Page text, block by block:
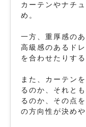
カーテンやナチ
め。
一方、重厚感の
高級感のあるド
を合わせたりす
また、カーテン
るのか、それと
るのか、その点
の方向性が決め